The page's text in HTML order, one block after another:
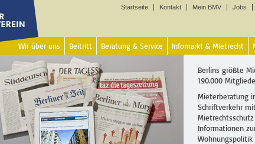
Startseite Kontakt Mein BMV Jobs
Wir über uns Beitritt Beratung & Service Infomarkt & Mietrecht
Berlins größte
190.000
Mieterberatung
Schriftverkehr
Mietrechtsschutz
Informationen
Wohnungspolitik